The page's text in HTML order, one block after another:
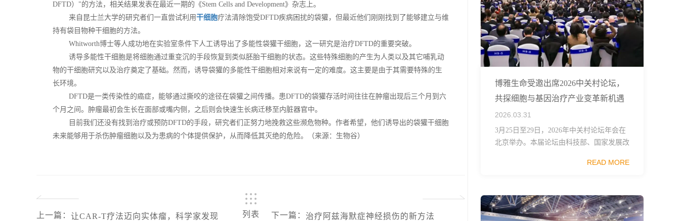
DFTD）"的方法，相关结果发表在最近一期的《Stem Cells and Development》杂志上。
来自昆士兰大学的研究者们一直尝试利用干细胞疗法清除饱受DFTD疾病困扰的袋獾，但最近他们刚刚找到了能够建立与维
持有袋目物种干细胞的方法。
Whitworth博士等人成功地在实验室条件下人工诱导出了多能性袋獾干细胞，这一研究是治疗DFTD的重要突破。
诱导多能性干细胞是将细胞通过重变沉的手段恢复到类似胚胎干细胞的状态。这些特殊细胞的产生为人类以及其它哺乳动
物的干细胞研究以及治疗奠定了基础。然而，诱导袋獾的多能性干细胞相对来说有一定的难度。这主要是由于其需要特殊的生
长环境。
DFTD是一类传染性的癌症，能够通过撕咬的途径在袋獾之间传播。患DFTD的袋獾存活时间往往在肿瘤出现后三个月到六
个月之间。肿瘤最初会生长在面部或嘴内侧，之后则会快速生长病迁移至内脏器官中。
目前我们还没有找到治疗或预防DFTD的手段，研究者们正努力地挽救这些濒危物种。作者希望，他们诱导出的袋獾干细胞
未来能够用于杀伤肿瘤细胞以及为患病的个体提供保护，从而降低其灭绝的危险。（来源：生物谷）
上一篇 ： 让CAR-T疗法迈向实体瘤，科学家发现
列表 下一篇 ： 治疗阿兹海默症神经损伤的新方法
博雅生命受邀出席2026中关村论坛，
共探细胞与基因治疗产业变革新机遇
2026.03.31
3月25日至29日，2026年中关村论坛年会在
北京举办。本届论坛由科技部、国家发展改
国科学院、中国工程院、中国科协和北京市
READ MORE